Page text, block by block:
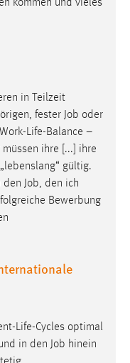
kommen und vieles
in Teilzeit
fester Job oder
Life-Balance –
ihre [...] ihre
gültig.
den Job, den ich
Bewerbung
Life-Cycles optimal
in den Job hinein